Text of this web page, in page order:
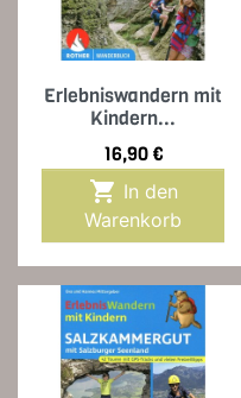
Erlebniswandern mit
Kindern...
Preis
16,90 €

Warenkorb